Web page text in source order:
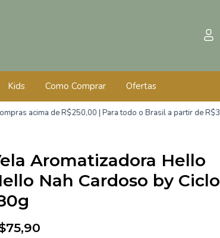
Kids Como Comprar Ofertas
de R$250,00 | Para todo o Brasil a partir de R$399,00
Aromatizadora Hello
Nah Cardoso by Ciclo